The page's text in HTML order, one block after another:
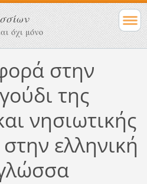
όχι μόνο
στην
της
νησιωτικής
ελληνική